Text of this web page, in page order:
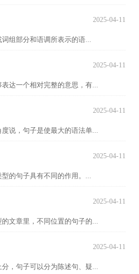
2025-04-11
组部分和语调所表示的语...
2025-04-11
达一个相对完整的意思，有...
2025-04-11
说，句子是使最大的语法单...
2025-04-11
的句子具有不同的作用。...
2025-04-11
文章里，不同位置的句子的...
2025-04-11
，句子可以分为陈述句、疑...